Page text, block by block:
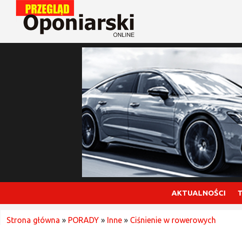
AKTUALNOŚCI
Strona główna » PORADY » Inne » Ciśnienie w rowerowych